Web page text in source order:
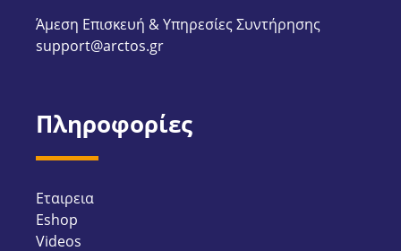
Άμεση Επισκευή & Υπηρεσίες Συντήρησης
support@arctos.gr
Πληροφορίες
Εταιρεια
Eshop
Videos